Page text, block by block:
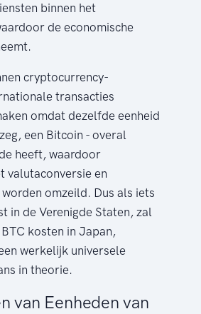
binnen het
de economische
cryptocurrency-
transacties
omdat dezelfde eenheid
een Bitcoin - overal
heeft, waardoor
valutaconversie en
omzeild. Dus als iets
in de Verenigde Staten, zal
kosten in Japan,
werkelijk universele
in theorie.
van Eenheden van